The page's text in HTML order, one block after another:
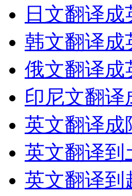
日文翻译成
韩文翻译成
俄文翻译成
印尼文翻译
英文翻译成
英文翻译到
英文翻译到